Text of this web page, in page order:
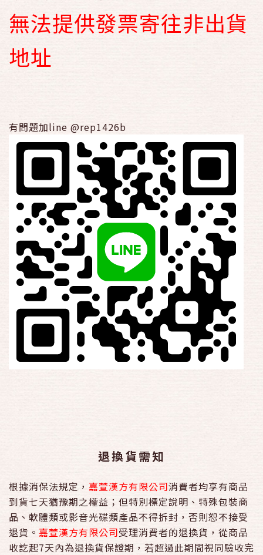
無法提供發票寄往非出貨
地址
有問題加line @rep1426b
退換貨需知
根據消保法規定， 嘉萱漢方有限公司消費者均享有商品
到貨七天猶豫期之權益；但特別標定說明、特殊包裝商
品、軟體類或影音光碟類產品不得拆封，否則恕不接受
退貨。 嘉萱漢方有限公司受理消費者的退換貨，從商品
收訖起7天內為退換貨保證期，若超過此期間視同驗收完